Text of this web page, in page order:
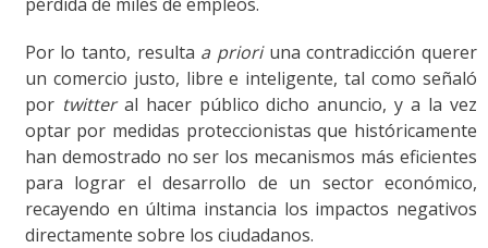
Por lo tanto, resulta a prioriuna contradicción querer
un comercio justo, libre e inteligente, tal como señaló
por twitteral hacer público dicho anuncio, y a la vez
optar por medidas proteccionistas que históricamente
han demostrado no ser los mecanismos más eficientes
para lograr el desarrollo de un sector económico,
recayendo en última instancia los impactos negativos
directamente sobre los ciudadanos.